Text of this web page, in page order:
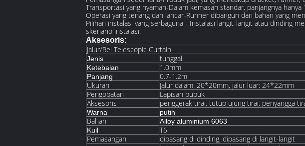
Transportasi yang nyaman-Dalam kemasan standar, panjangnya
Operasi yang tenang dan lancar-Runner dibangun dari bahan yang
Pilihan instalasi yang serbaguna - Instalasi langit-langit atau dinding
skenario instalasi.
Aksesoris:
Jalur/Rel Telescopic Curtain
Jenis tunggal
Ketebalan 1.0mm
Panjang
0.7-1.2m
Ukuran
Jalur dalam: 20*20mm, jalur luar: 24*22mm
Pengobatan
Lapisan bubuk
Aksesoris
penggerak tirai, tutup ujung tirai, penyangga
Warna putih
Bahan
Alloy aluminium 6063
Kuil
T6
Pemasangan
dipasang di dinding, dipasang di langit-langit